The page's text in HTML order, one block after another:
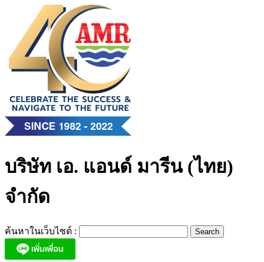
content
บริษัท เอ. แอนด์ มารีน (ไทย)
จำกัด
ค้นหาในเว็บไซต์ :